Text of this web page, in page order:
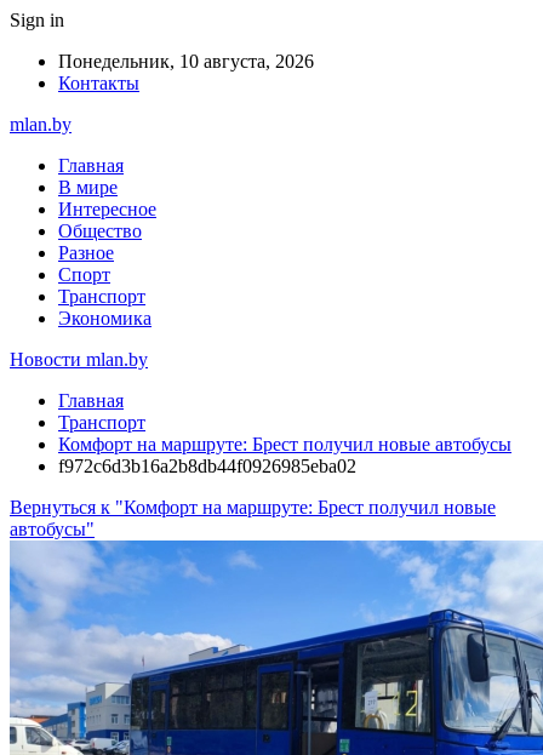
Sign in
Понедельник, 10 августа, 2026
Контакты
mlan.by
Главная
В мире
Интересное
Общество
Разное
Спорт
Транспорт
Экономика
Новости mlan.by
Главная
Транспорт
Комфорт на маршруте: Брест получил новые автобусы
f972c6d3b16a2b8db44f0926985eba02
Вернуться к "Комфорт на маршруте: Брест получил новые
автобусы"